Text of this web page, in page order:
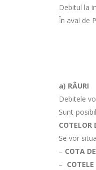
Debitul la
În aval de
a) RÂURI
Debitele
Sunt
COTELOR
Se vor
– COTA
–